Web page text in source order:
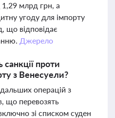
1,29 млрд грн, а
угоду для імпорту
що відповідає
Джерело
проти
з Венесуели?
операцій з
що перевозять
зі списком суден